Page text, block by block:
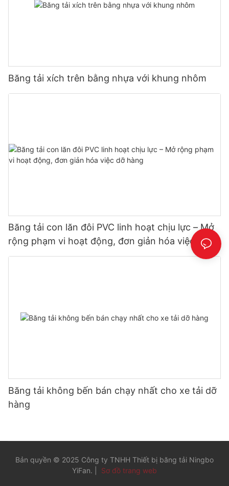
Băng tải xích trên bằng nhựa với khung nhôm
Băng tải con lăn đôi PVC linh hoạt chịu lực – Mở
rộng phạm vi hoạt động, đơn giản hóa việc dỡ
hàng
Băng tải không bến bán chạy nhất cho xe tải dỡ
hàng
Bản quyền © 2025 Công ty TNHH Thiết bị băng tải Ningbo
YiFan. |
Sơ đồ trang web